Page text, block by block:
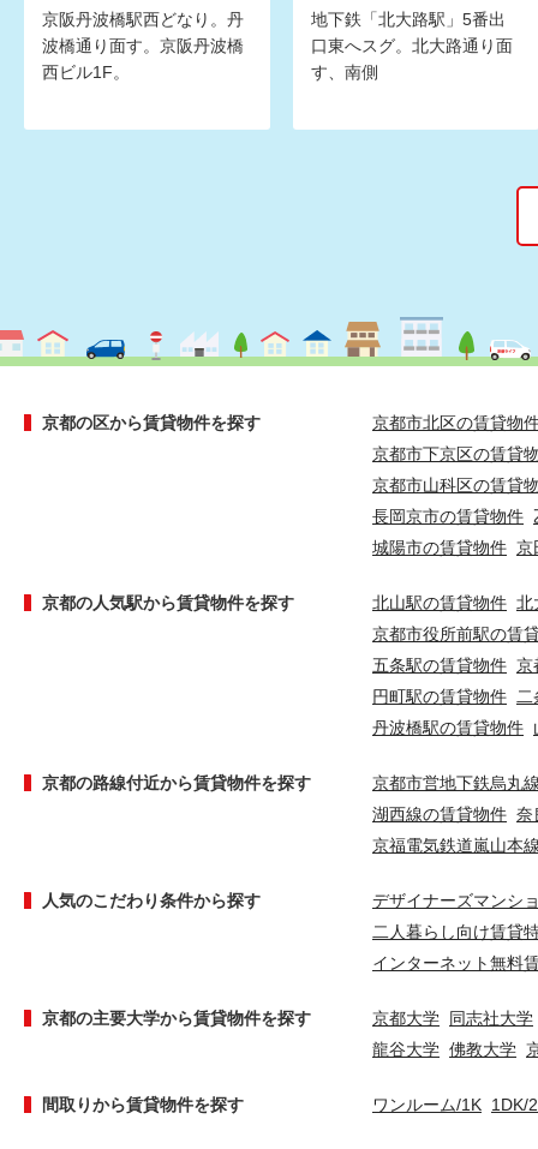
京阪丹波橋駅西どなり。丹
波橋通り面す。京阪丹波橋
西ビル1F。
地下鉄「北大路駅」5番出
口東へスグ。北大路通り面
す、南側
京都の区から賃貸物件を探す
京都市北区の賃貸物
京都市下京区の賃貸
京都市山科区の賃貸
長岡京市の賃貸物件
城陽市の賃貸物件 京
京都の人気駅から賃貸物件を探す 北山駅の賃貸物件 北
京都市役所前駅の賃
五条駅の賃貸物件 京
円町駅の賃貸物件
丹波橋駅の賃貸物件
京都の路線付近から賃貸物件を探す
京都市営地下鉄烏丸
湖西線の賃貸物件 奈
京福電気鉄道嵐山本
人気のこだわり条件から探す
デザイナーズマンシ
二人暮らし向け賃貸
インターネット無料
京都の主要大学から賃貸物件を探す 京都大学 同志社大学
龍谷大学 佛教大学
間取りから賃貸物件を探す ワンルーム/1K 1DK/